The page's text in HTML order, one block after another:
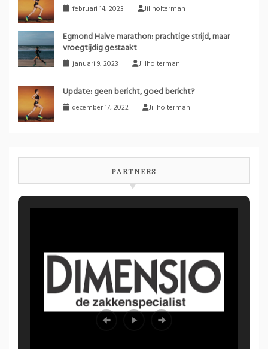
februari 14, 2023 Jillholterman
Egmond Halve marathon: prachtige strijd, maar
vroegtijdig gestaakt
januari 9, 2023 Jillholterman
Update: geen bericht, goed bericht?
december 17, 2022 Jillholterman
PARTNERS